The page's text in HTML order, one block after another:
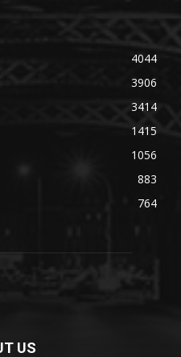
4044
3906
3414
1415
1056
883
764
US